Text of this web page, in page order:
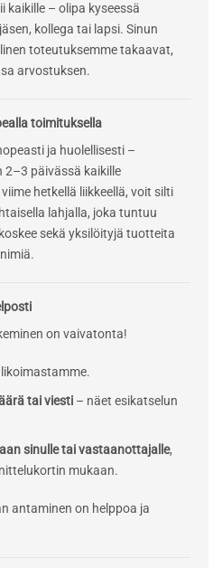
kaikille – olipa kyseessä
kollega tai lapsi. Sinun
toteutuksemme takaavat,
arvostuksen.
toimituksella
ja huolellisesti –
päivässä kaikille
hetkellä liikkeellä, voit silti
lahjalla, joka tuntuu
sekä yksilöityjä tuotteita
on vaivatonta!
tai viesti– näet esikatselun
sinulle tai vastaanottajalle,
mukaan.
antaminen on helppoa ja